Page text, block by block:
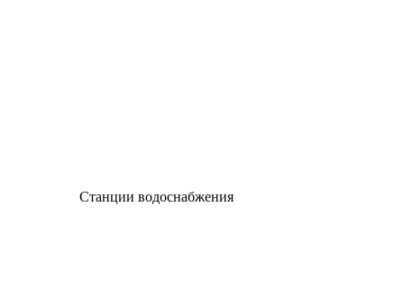
Станции водоснабжения